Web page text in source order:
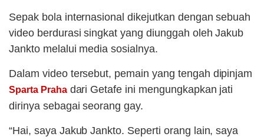
Sepak bola internasional dikejutkan dengan sebuah
video berdurasi singkat yang diunggah oleh Jakub
Jankto melalui media sosialnya.
Dalam video tersebut, pemain yang tengah dipinjam
Sparta Prahadari Getafe ini mengungkapkan jati
dirinya sebagai seorang gay.
“Hai, saya Jakub Jankto. Seperti orang lain, saya